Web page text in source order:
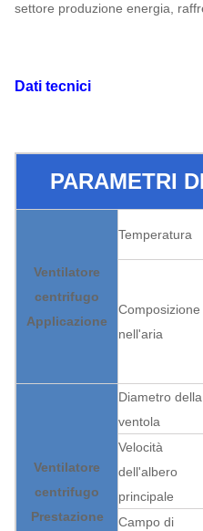
settore produzione energia,
Dati tecnici
PARAMETRI
Ventilatore
centrifugo
Applicazione
Temperatura
Composizione
nell'aria
Ventilatore
centrifugo
Prestazione
Diametro della
ventola
Velocità
dell'albero
principale
Campo di